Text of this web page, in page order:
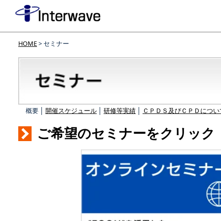
HOME> セミナー
概要 │ 開催スケジュール 研修等実績 ＣＰＤＳ及びＣＰＤにつ
ご希望のセミナーをクリック